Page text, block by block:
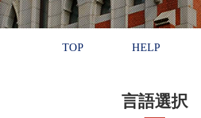
TOP HELP
言語選択